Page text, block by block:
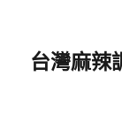
台灣麻辣